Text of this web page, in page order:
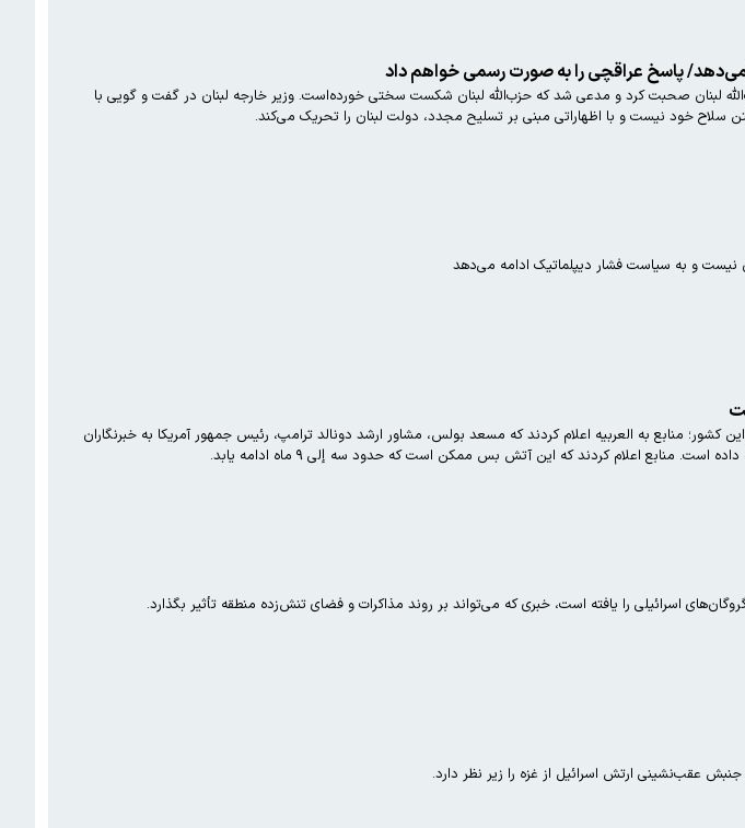
پاسخ عراقچی را به صورت رسمی خواهم داد
یوسف رجی، وزیر خارجه لبنان در گفت و گویی با شبکه العربیه به تندی علیه حزب‌الله لبنان صحبت کرد و مدعی شد که حزب‌الله لبنان شکست سختی خورده‌است. وزیر خارجه لبنان در گفت و گویی با
سلاح خود نیست و با اظهاراتی مبنی بر تسلیح مجدد، دولت لبنان را تحریک می‌کند.
نیست و به سیاست فشار دیپلماتیک ادامه می‌دهد
منابع به العربیه اعلام کردند که مسعد بولس، مشاور ارشد دونالد ترامپ، رئیس جمهور آمریکا به خبرنگاران
منابع اعلام کردند که این آتش بس ممکن است که حدود سه إلی ۹ ماه ادامه یابد.
عقب‌نشینی ارتش اسرائیل از غزه را زیر نظر دارد.